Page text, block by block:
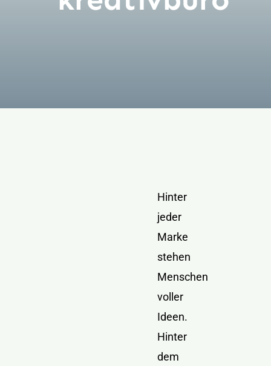
Hinter
jeder
Marke
stehen
Menschen
voller
Ideen.
Hinter
dem